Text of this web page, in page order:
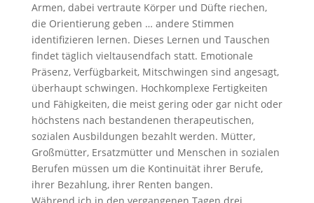
Armen, dabei vertraute Körper und Düfte riechen,
die Orientierung geben … andere Stimmen
identifizieren lernen. Dieses Lernen und Tauschen
findet täglich vieltausendfach statt. Emotionale
Präsenz, Verfügbarkeit, Mitschwingen sind angesagt,
überhaupt schwingen. Hochkomplexe Fertigkeiten
und Fähigkeiten, die meist gering oder gar nicht oder
höchstens nach bestandenen therapeutischen,
sozialen Ausbildungen bezahlt werden. Mütter,
Großmütter, Ersatzmütter und Menschen in sozialen
Berufen müssen um die Kontinuität ihrer Berufe,
ihrer Bezahlung, ihrer Renten bangen.